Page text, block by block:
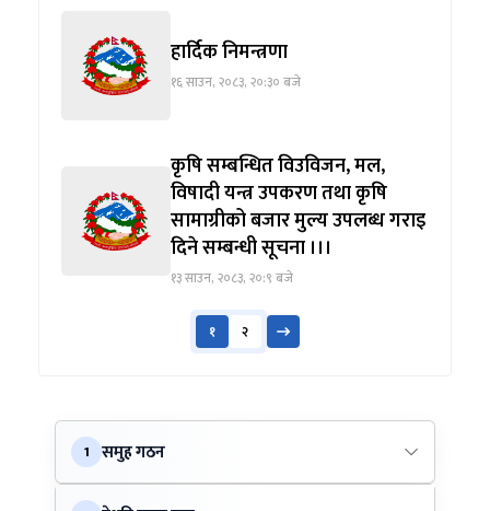
हार्दिक निमन्त्रणा
१६ साउन, २०८३, २०:३० बजे
कृषि सम्बन्धित विउविजन, मल,
विषादी यन्त्र उपकरण तथा कृषि
सामाग्रीको बजार मुल्य उपलब्ध गराइ
दिने सम्बन्धी सूचना ।।।
१३ साउन, २०८३, २०:९ बजे
१ २
1 समुह गठन